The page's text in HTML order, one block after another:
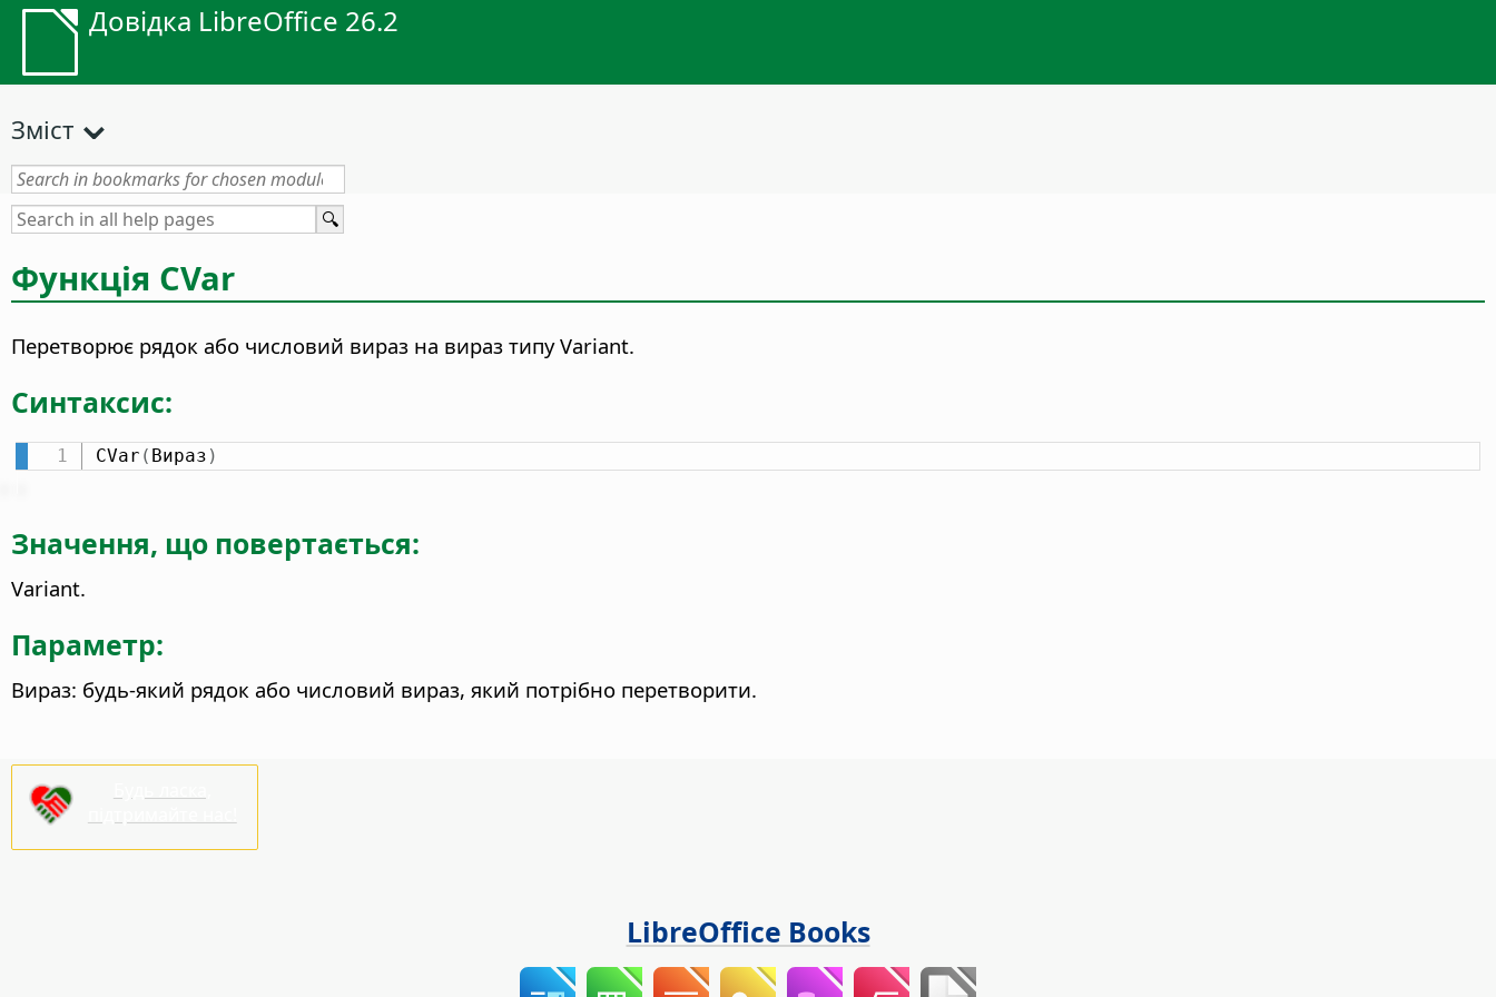
Довідка LibreOffice 26.2
Зміст
Функція CVar
Перетворює рядок або числовий вираз на вираз типу Variant.
Синтаксис:
CVar ( Вираз )
Значення, що повертається:
Variant.
Параметр:
Вираз: будь-який рядок або числовий вираз, який потрібно перетворити.
LibreOffice Books